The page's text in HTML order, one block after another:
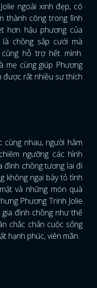
ngoài xinh đẹp, có
thành công trong lĩnh
hơn hậu phương của
là chồng sắp cưới mà
hỗ trợ hết mình.
mẹ cùng giúp Phương
được rất nhiều sự thích
cùng nhau, người hâm
ngưỡng các hình
đình chồng tương lai đi
không ngại bày tỏ tình
và những món quà
Phương Trinh Jolie
đình chồng như thế
chắc chắn cuộc sống
hạnh phúc, viên mãn.